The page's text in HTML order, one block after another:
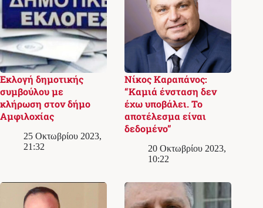
Εκλογή δημοτικής
συμβούλου με
κλήρωση στον δήμο
Αμφιλοχίας
25 Οκτωβρίου 2023,
21:32
Νίκος Καραπάνος:
“Καμιά ένσταση δεν
έχω υποβάλει. Το
αποτέλεσμα είναι
δεδομένο”
20 Οκτωβρίου 2023,
10:22